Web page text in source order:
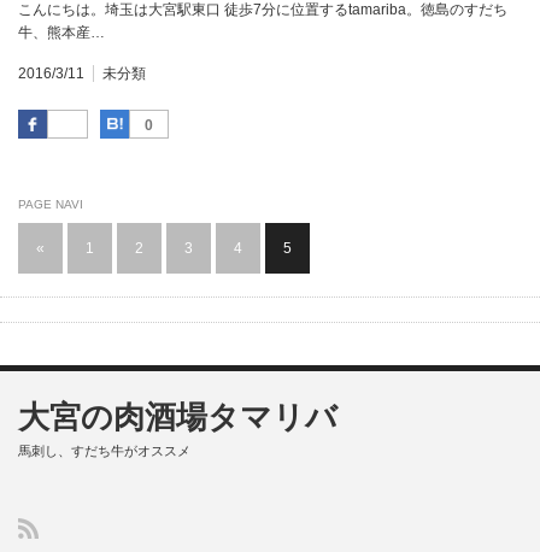
こんにちは。埼玉は大宮駅東口 徒歩7分に位置するtamariba。徳島のすだち
牛、熊本産…
2016/3/11 未分類
Facebook 0
はてなブックマーク
PAGE NAVI
« 1 2 3 4 5
大宮の肉酒場タマリバ
馬刺し、すだち牛がオススメ